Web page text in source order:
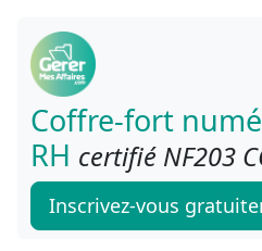
Coffre-fort
RH certifié NF203
Inscrivez-vous